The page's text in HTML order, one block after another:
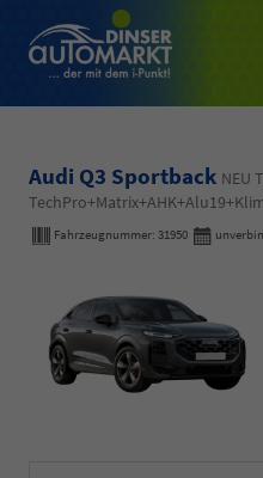
Audi Q3 Sportback NEU
Fahrzeugnummer: 31950